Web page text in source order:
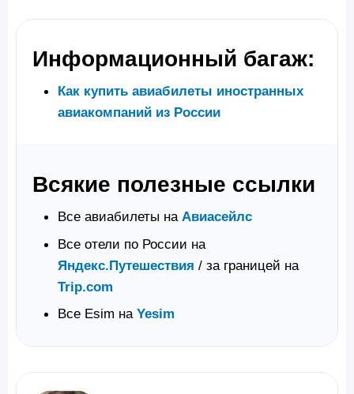
Информационный багаж:
Как купить авиабилеты иностранных
авиакомпаний из России
Всякие полезные ссылки
Все авиабилеты наАвиасейлс
Все отели по России на
Яндекс.Путешествия / за границей на
Trip.com
Все Esim наYesim